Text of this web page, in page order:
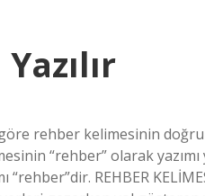
rehber kelimesinin doğru
“rehber” olarak yazımı
REHBER